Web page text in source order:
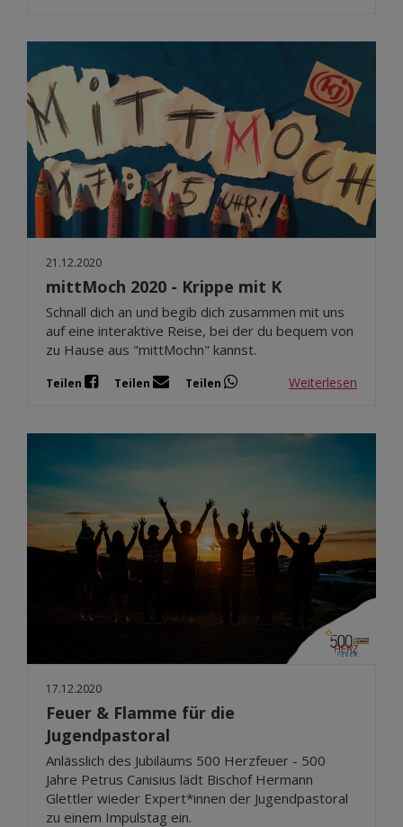
21.12.2020
mittMoch 2020 - Krippe mit K
Schnall dich an und begib dich zusammen mit uns
auf eine interaktive Reise, bei der du bequem von
zu Hause aus "mittMochn" kannst.
Teilen Teilen Teilen Weiterlesen
17.12.2020
Feuer & Flamme für die
Jugendpastoral
Anlässlich des Jubiläums 500 Herzfeuer - 500
Jahre Petrus Canisius lädt Bischof Hermann
Glettler wieder Expert*innen der Jugendpastoral
zu einem Impulstag ein.